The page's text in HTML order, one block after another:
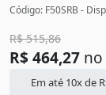
Código: F50SRB -
R$515,86
R$ 464,27 no
Em até 10x de